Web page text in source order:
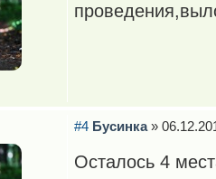
#4 Бусинка»
Осталось 4